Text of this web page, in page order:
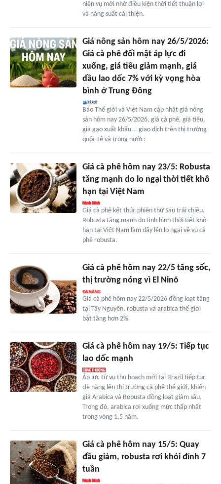
niên vụ mới nhờ điều kiện thời tiết thuận lợi
và năng suất cải thiện.
Giá nông sản hôm nay 26/5/2026:
Giá cà phê đối mặt áp lực đi
xuống, giá tiêu giảm mạnh, giá
dầu lao dốc 7% với kỳ vọng hòa
bình ở Trung Đông
Báo Thế giới và Việt Nam cập nhật giá nông
sản hôm nay 26/5/2026, giá cà phê, giá tiêu,
giá gạo xuất khẩu... giao dịch trên thị trường
quốc tế và trong nước:
Giá cà phê hôm nay 23/5: Robusta
tăng mạnh do lo ngại thời tiết khô
hạn tại Việt Nam
Giá cà phê kết thúc phiên thứ Sáu trái chiều.
Robusta tăng mạnh do tình hình thời tiết khô
hạn tại Việt Nam làm dấy lên lo ngại về vụ cà
phê robusta.
Giá cà phê hôm nay 22/5 tăng sốc,
thị trường nóng vì El Ninõ
Giá cà phê hôm nay 22/5/2026 đồng loạt tăng
tại Tây Nguyên, robusta và arabica thế giới
bật tăng hơn 2%
Giá cà phê hôm nay 19/5: Tiếp tục
lao dốc mạnh
Áp lực từ vụ thu hoạch mới tại Brazil tiếp tục
đè nặng lên thị trường cà phê thế giới, khiến
giá Arabica và Robusta đồng loạt giảm sâu.
Trong đó, arabica rơi xuống mức thấp nhất
trong vòng 1,5 năm.
Giá cà phê hôm nay 15/5: Quay
đầu giảm, robusta rơi khỏi đỉnh 7
tuần